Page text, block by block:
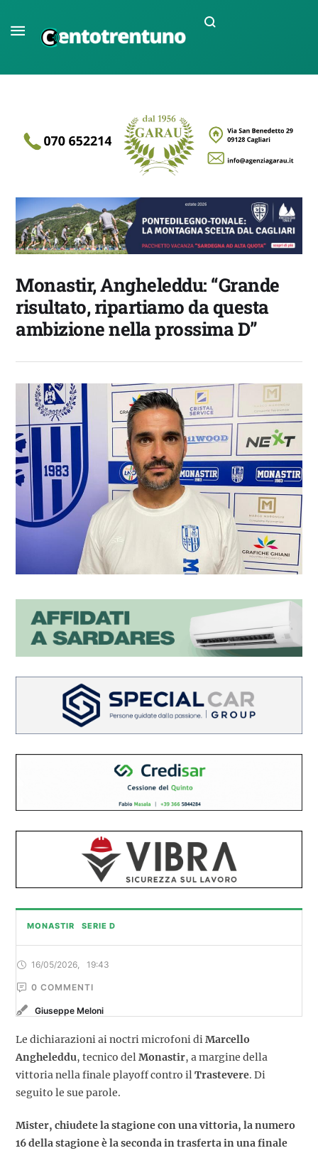
Monastir, Angheleddu: “Grande
risultato, ripartiamo da questa
ambizione nella prossima D”
MONASTIR SERIE D
16/05/2026, 19:43
0 COMMENTI
Giuseppe Meloni
Le dichiarazioni ai noctri microfoni diMarcello
Angheleddu, tecnico delMonastir, a margine della
vittoria nella finale playoff contro ilTrastevere. Di
seguito le sue parole.
Mister, chiudete la stagione con una vittoria, la numero
16 della stagione è la seconda in trasferta in una finale